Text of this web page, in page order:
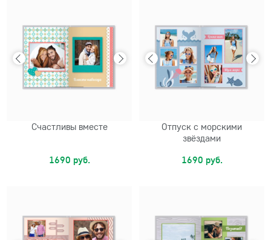
Счастливы вместе
1690 руб.
Отпуск с морскими
звёздами
1690 руб.